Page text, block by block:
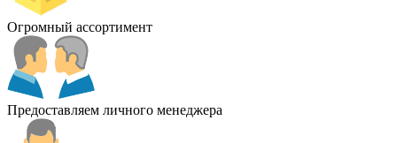
Огромный ассортимент
Предоставляем личного менеджера